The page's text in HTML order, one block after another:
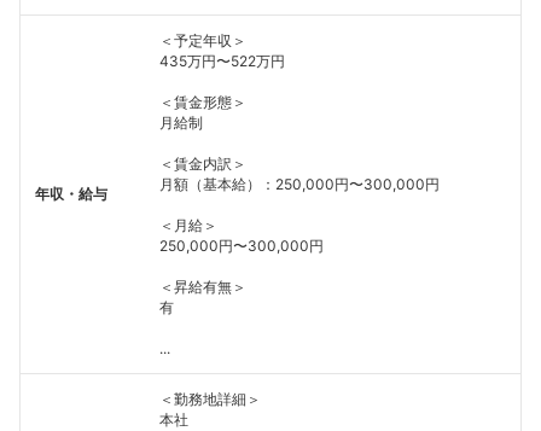
年収・給与
＜予定年収＞
435万円〜522万円
＜賃金形態＞
月給制
＜賃金内訳＞
月額（基本給）：250,000円〜300,000円
＜月給＞
250,000円〜300,000円
＜昇給有無＞
有
...
＜勤務地詳細＞
本社